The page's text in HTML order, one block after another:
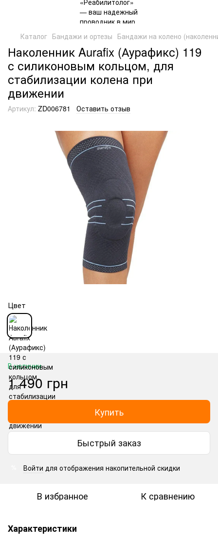
Каталог Бандажи и ортезы Бандажи на колено
Наколенник Aurafix (Аурафикс) 119
с силиконовым кольцом, для
стабилизации колена при
движении
Артикул: ZD006781 Оставить отзыв
Цвет
В наличии
1 490 грн
Купить
Быстрый заказ
Войти для отображения накопительной скидки
В избранное К сравнению
Характеристики